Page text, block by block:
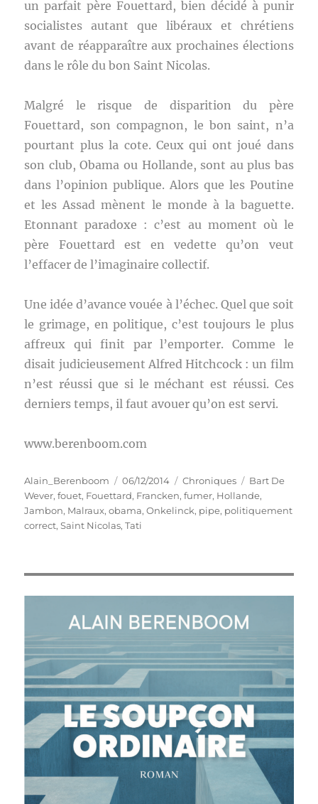
un parfait père Fouettard, bien décidé à punir
socialistes autant que libéraux et chrétiens
avant de réapparaître aux prochaines élections
dans le rôle du bon Saint Nicolas.
Malgré le risque de disparition du père
Fouettard, son compagnon, le bon saint, n’a
pourtant plus la cote. Ceux qui ont joué dans
son club, Obama ou Hollande, sont au plus bas
dans l’opinion publique. Alors que les Poutine
et les Assad mènent le monde à la baguette.
Etonnant paradoxe : c’est au moment où le
père Fouettard est en vedette qu’on veut
l’effacer de l’imaginaire collectif.
Une idée d’avance vouée à l’échec. Quel que soit
le grimage, en politique, c’est toujours le plus
affreux qui finit par l’emporter. Comme le
disait judicieusement Alfred Hitchcock : un film
n’est réussi que si le méchant est réussi. Ces
derniers temps, il faut avouer qu’on est servi.
www.berenboom.com
Auteur
Alain_Berenboom
Publié
le
06/12/2014 Catégories
Chroniques Étiquettes
Bart De
Wever,fouet, Fouettard, Francken,fumer, Hollande,
Jambon, Malraux,obama,Onkelinck, pipe, politiquement
correct,Saint Nicolas,Tati